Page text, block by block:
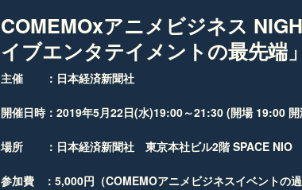
COMEMOxアニメビジネス
イブエンタテイメントの最先端」
主催 ：日本経済新聞社
開催日時：2019年5月22日(水)19:00～21:30 (開場 19:00
場所 ：日本経済新聞社 東京本社ビル2階 SPACE NIO
参加費 ：5,000円（COMEMOアニメビジネスイベントの過